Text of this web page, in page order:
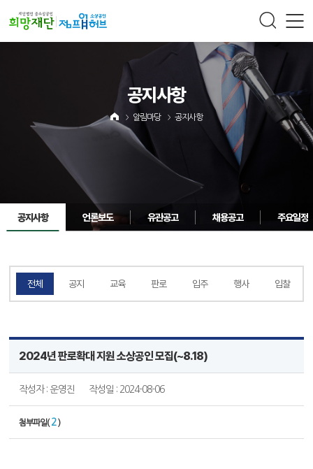
공지사항
알림마당 공지사항
공지사항 언론보도 유관공고 채용공고 주요일정
전체 공지 교육 판로 입주 행사 입찰
2024년 판로확대 지원 소상공인 모집(~8.18)
작성자 : 운영진 작성일 : 2024-08-06
첨부파일( 2 )